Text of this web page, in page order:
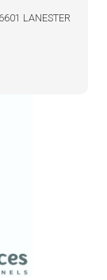
LANESTER